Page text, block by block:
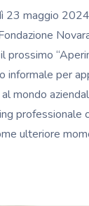
23 maggio
prossimo
informale per
mondo
professionale
ulteriore